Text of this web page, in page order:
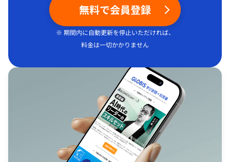
無料で会員登録
※ 期間内に自動更新を停止いただければ、
料金は一切かかりません